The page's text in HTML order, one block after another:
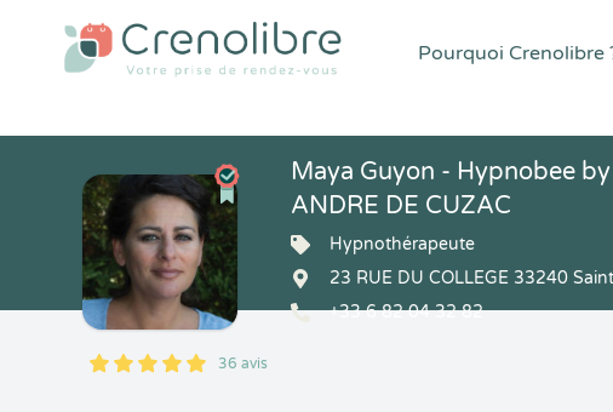
Pourquoi Crenolibre
5
1
5
36 36 avis
Maya Guyon - Hypnobee
ANDRE DE CUZAC
Hypnothérapeute
23 RUE DU COLLEGE 33240
+33 6 82 04 32 82